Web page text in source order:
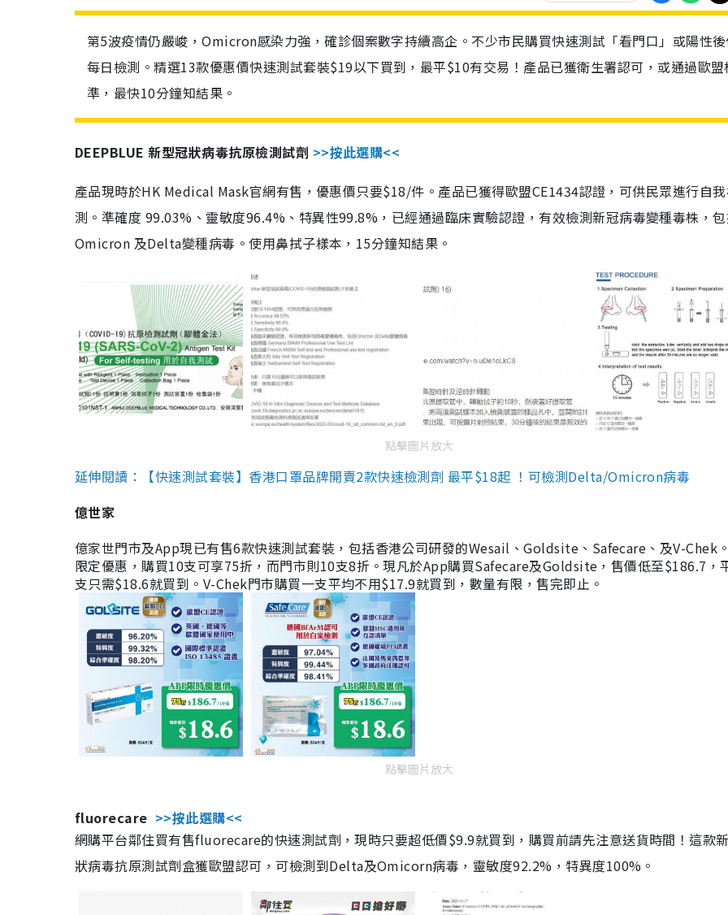
第5波疫情仍嚴峻，Omicron感染力強，確診個案數字持續高企。不少市民購買快速測試「看門口」或陽性
每日檢測。精選13款優惠價快速測試套裝$19以下買到，最平$10有交易！產品已獲衛生署認可，或通過歐盟
準，最快10分鐘知結果。
DEEPBLUE 新型冠狀病毒抗原檢測試劑 >>按此選購<<
產品現時於HK Medical Mask官網有售，優惠價只要$18/件。產品已獲得歐盟CE1434認證，可供民眾進行自
測。準確度 99.03%、靈敏度96.4%、特異性99.8%，已經通過臨床實驗認證，有效檢測新冠病毒變種毒株，
Omicron 及Delta變種病毒。使用鼻拭子樣本，15分鐘知結果。
點擊圖片放大
延伸閱讀：【快速測試套裝】香港口罩品牌開賣2款快速檢測劑 最平$18起 ！可檢測Delta/Omicron病毒
億世家
億家世門市及App現已有售6款快速測試套裝，包括香港公司研發的Wesail、Goldsite、Safecare、及V-Chek
限定優惠，購買10支可享75折，而門市則10支8折。現凡於App購買Safecare及Goldsite，售價低至$186.7，
支只需$18.6就買到。V-Chek門市購買一支平均不用$17.9就買到，數量有限，售完即止。
點擊圖片放大
fluorecare >>按此選購<<
網購平台鄰住買有售fluorecare的快速測試劑，現時只要超低價$9.9就買到，購買前請先注意送貨時間！這款
狀病毒抗原測試劑盒獲歐盟認可，可檢測到Delta及Omicorn病毒，靈敏度92.2%，特異度100%。